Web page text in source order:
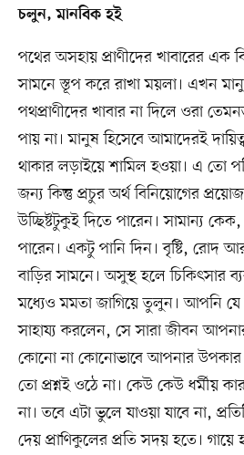
চলুন, মানবিক হই
পথের অসহায় প্রাণীদের খাবারের এক
সামনে স্তূপ করে রাখা ময়লা। এখন
পথপ্রাণীদের খাবার না দিলে ওরা
পায় না। মানুষ হিসেবে আমাদেরই
থাকার লড়াইয়ে শামিল হওয়া। এ তো
জন্য কিন্তু প্রচুর অর্থ বিনিয়োগের
উচ্ছিষ্টটুকুই দিতে পারেন। সামান্য
পারেন। একটু পানি দিন। বৃষ্টি, রোদ
বাড়ির সামনে। অসুস্থ হলে চিকিৎসার
মধ্যেও মমতা জাগিয়ে তুলুন। আপনি
সাহায্য করলেন, সে সারা জীবন
কোনো না কোনোভাবে আপনার
তো প্রশ্নই ওঠে না। কেউ কেউ ধর্মীয়
না। তবে এটা ভুলে যাওয়া যাবে না,
দেয় প্রাণিকুলের প্রতি সদয় হতে।